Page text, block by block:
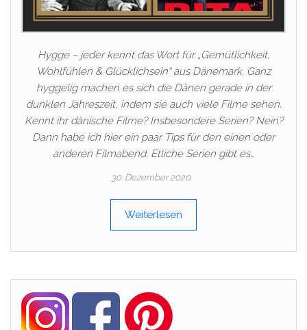
Hygge – jeder kennt das Wort für „Gemütlichkeit,
Wohlfühlen & Glücklichsein“ aus Dänemark. Ganz
hyggelig machen es sich die Dänen gerade in der
dunklen Jahreszeit, indem sie auch viele Filme sehen.
Kennt ihr dänische Filme? Insbesondere Serien? Nein?
Dann habe ich hier ein paar Tips für den einen oder
anderen Filmabend. Etliche Serien gibt es…
30. Dezember 2020
Weiterlesen